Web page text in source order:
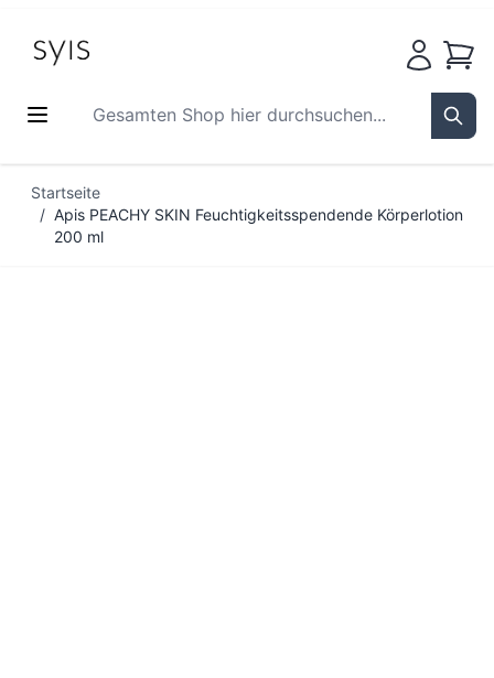
Gesamten Shop hier durchsuchen...
Startseite
/ Apis PEACHY SKIN Feuchtigkeitsspendende Körperlotion
200 ml